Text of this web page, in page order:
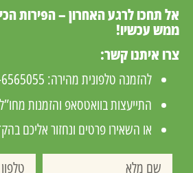
תחכו לרגע האחרון – הפירות הכי
עכשיו!
איתנו קשר:
להזמנה טלפונית מהירה:03-6565055
התייעצות בוואטסאפ והזמנות מחו”ל:
או השאירו פרטים ונחזור אליכם בהקדם